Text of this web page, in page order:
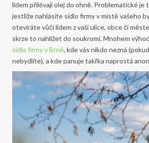
lidem přilévají olej do ohně. Problematické je
jestliže nahlásíte sídlo firmy v místě vašeho
otevíráte vůči lidem z vaší ulice, obce či
skrze to nahlížet do soukromí. Mnohem
sídlo firmy v Brně, kde vás nikdo nezná
nebydlíte), a kde panuje takřka naprostá